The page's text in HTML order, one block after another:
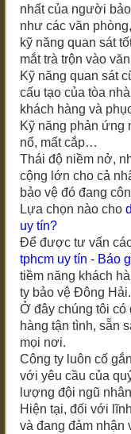
nhất của người
như các văn
kỹ năng quan sát
mắt trà trộn vào
Kỹ năng quan sát
cấu tạo của tòa
khách hàng và
Kỹ năng phản ứng
nổ, mất cắp…
Thái độ niềm nở,
cộng lớn cho cả
bảo vệ đó đang
Lựa chọn nào cho
uy tín?
Để được tư vấn
tphcm uy tín - Báo
tiềm năng khách
ty bảo vệ Đông Hải.
Ở đây chúng tôi có
hàng tận tình, sẵn
mọi nơi.
Công ty luôn cố
với yêu cầu của
lượng đội ngũ
Hiện tại, đối với
và đang đảm nhận